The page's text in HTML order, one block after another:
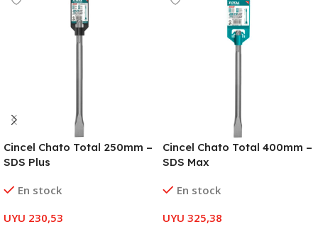
Cincel Chato Total 250mm –
SDS Plus
En stock
UYU 230,53
Cincel Chato Total 400mm –
SDS Max
En stock
UYU 325,38